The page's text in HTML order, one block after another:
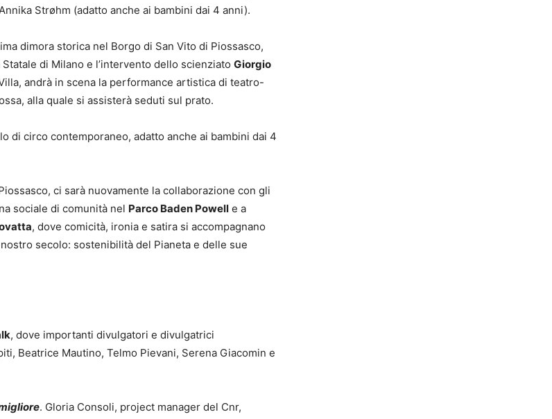
Strøhm (adatto anche ai bambini dai 4 anni).
dimora storica nel Borgo di San Vito di Piossasco,
di Milano e l’intervento dello scienziato Giorgio
andrà in scena la performance artistica di teatro-
alla quale si assisterà seduti sul prato.
di circo contemporaneo, adatto anche ai bambini dai 4
ci sarà nuovamente la collaborazione con gli
sociale di comunità nel Parco Baden Powell e a
, dove comicità, ironia e satira si accompagnano
secolo: sostenibilità del Pianeta e delle sue
, dove importanti divulgatori e divulgatrici
Beatrice Mautino, Telmo Pievani, Serena Giacomin e
. Gloria Consoli, project manager del Cnr,